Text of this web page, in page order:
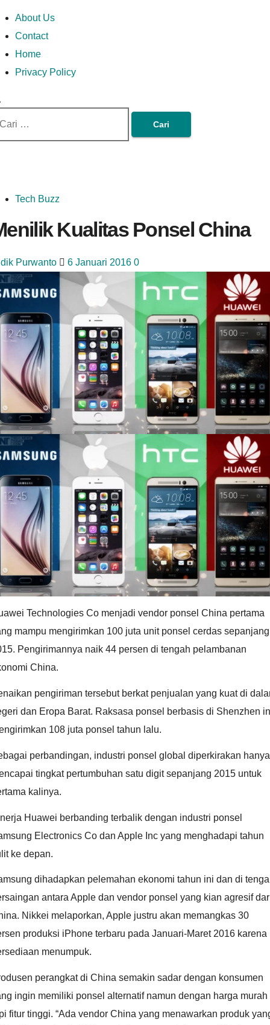
Money In Every
Way
In Every Way
About Us
Contact
Home
Privacy Policy
Tech Buzz
Kualitas Ponsel China
Purwanto 6 Januari 2016 0
Technologies Co menjadi vendor ponsel China pertama
mampu mengirimkan 100 juta unit ponsel cerdas sepanjang
Pengirimannya naik 44 persen di tengah pelambanan
China.
pengiriman tersebut berkat penjualan yang kuat di
dan Eropa Barat. Raksasa ponsel berbasis di Shenzhen
108 juta ponsel tahun lalu.
perbandingan, industri ponsel global diperkirakan hanya
tingkat pertumbuhan satu digit sepanjang 2015 untuk
kalinya.
Huawei berbanding terbalik dengan industri ponsel
Electronics Co dan Apple Inc yang menghadapi tahun
ke depan.
dihadapkan pelemahan ekonomi tahun ini dan di
antara Apple dan vendor ponsel yang kian agresif
Nikkei melaporkan, Apple justru akan memangkas 30
produksi iPhone terbaru pada Januari-Maret 2016 karena
menumpuk.
perangkat di China semakin sadar dengan konsumen
ingin memiliki ponsel alternatif namun dengan harga murah
fitur tinggi. “Ada vendor China yang menawarkan produk